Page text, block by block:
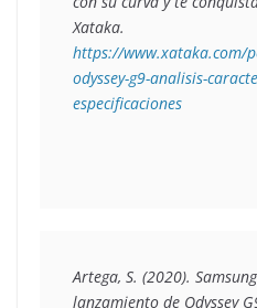
https://www.xataka.com/
odyssey-g9-analisis-
especificaciones
Artega, S. (2020).
lanzamiento de Odyssey